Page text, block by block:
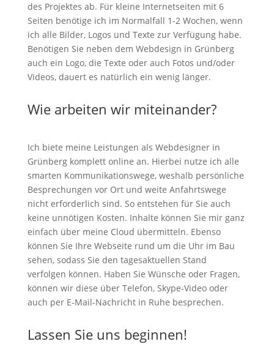
des Projektes ab. Für kleine Internetseiten mit 6
Seiten benötige ich im Normalfall 1-2 Wochen, wenn
ich alle Bilder, Logos und Texte zur Verfügung habe.
Benötigen Sie neben dem Webdesign in Grünberg
auch ein Logo, die Texte oder auch Fotos und/oder
Videos, dauert es natürlich ein wenig länger.
Wie arbeiten wir miteinander?
Ich biete meine Leistungen als Webdesigner in
Grünberg komplett online an. Hierbei nutze ich alle
smarten Kommunikationswege, weshalb persönliche
Besprechungen vor Ort und weite Anfahrtswege
nicht erforderlich sind. So entstehen für Sie auch
keine unnötigen Kosten. Inhalte können Sie mir ganz
einfach über meine Cloud übermitteln. Ebenso
können Sie Ihre Webseite rund um die Uhr im Bau
sehen, sodass Sie den tagesaktuellen Stand
verfolgen können. Haben Sie Wünsche oder Fragen,
können wir diese über Telefon, Skype-Video oder
auch per E-Mail-Nachricht in Ruhe besprechen.
Lassen Sie uns beginnen!